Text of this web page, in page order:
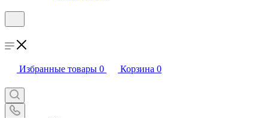
Избранные товары 0 Корзина 0